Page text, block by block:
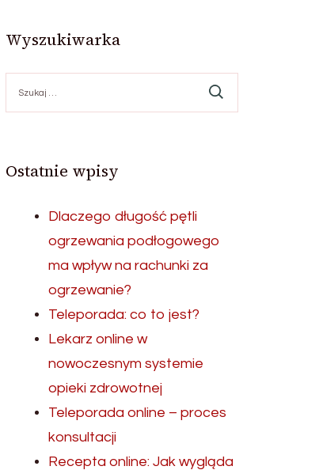
Wyszukiwarka
Ostatnie wpisy
Dlaczego długość pętli
ogrzewania podłogowego
ma wpływ na rachunki za
ogrzewanie?
Teleporada: co to jest?
Lekarz online w
nowoczesnym systemie
opieki zdrowotnej
Teleporada online – proces
konsultacji
Recepta online: Jak wygląda